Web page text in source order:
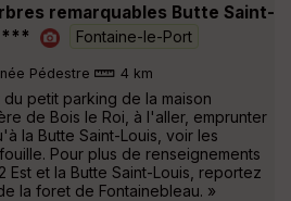
remarquables Butte Saint-
***
Fontaine-le-Port
Pédestre 4 km
du petit parking de la maison
de Bois le Roi, à l'aller, emprunter
la Butte Saint-Louis, voir les
Pour plus de renseignements
Est et la Butte Saint-Louis, reportez
la foret de Fontainebleau. »